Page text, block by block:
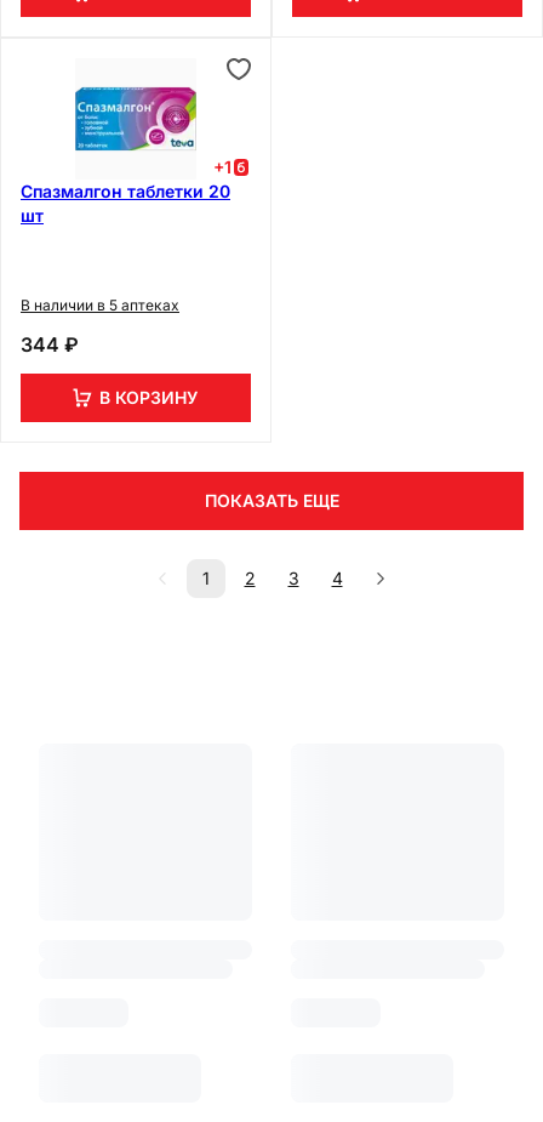
+1
Спазмалгон таблетки 20
шт
В наличии в 5 аптеках
344 ₽
В КОРЗИНУ
ПОКАЗАТЬ ЕЩЕ
1 2 3 4